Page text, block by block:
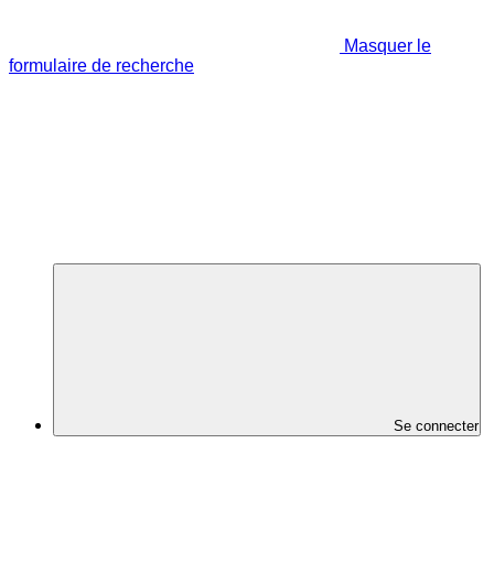
Masquer le
formulaire de recherche
Se connecter